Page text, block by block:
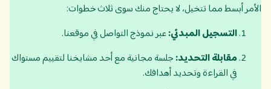
الأمر أبسط مما تتخيل، لا يحتاج منك سوى ثلاث خطوات:
التسجيل المبدئي:عبر نموذج التواصل في موقعنا.
مقابلة التحديد:جلسة مجانية مع أحد مشايخنا لتقييم مستواك
في القراءة وتحديد أهدافك.